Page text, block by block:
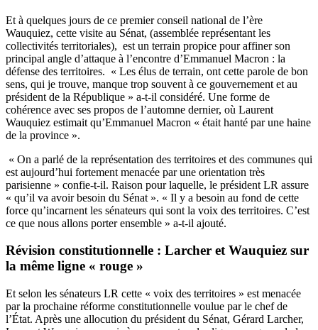
Et à quelques jours de ce premier conseil national de l’ère
Wauquiez, cette visite au Sénat, (assemblée représentant les
collectivités territoriales), est un terrain propice pour affiner son
principal angle d’attaque à l’encontre d’Emmanuel Macron : la
défense des territoires. « Les élus de terrain, ont cette parole de bon
sens, qui je trouve, manque trop souvent à ce gouvernement et au
président de la République » a-t-il considéré. Une forme de
cohérence avec ses propos de l’automne dernier, où Laurent
Wauquiez estimait qu’Emmanuel Macron « était hanté par une haine
de la province ».
« On a parlé de la représentation des territoires et des communes qui
est aujourd’hui fortement menacée par une orientation très
parisienne » confie-t-il. Raison pour laquelle, le président LR assure
« qu’il va avoir besoin du Sénat ». « Il y a besoin au fond de cette
force qu’incarnent les sénateurs qui sont la voix des territoires. C’est
ce que nous allons porter ensemble » a-t-il ajouté.
Révision constitutionnelle : Larcher et Wauquiez sur
la même ligne « rouge »
Et selon les sénateurs LR cette « voix des territoires » est menacée
par la prochaine réforme constitutionnelle voulue par le chef de
l’État. Après une allocution du président du Sénat, Gérard Larcher,